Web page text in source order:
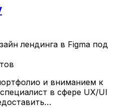
лендинга в Figma под
и вниманием к
в сфере UX/UI